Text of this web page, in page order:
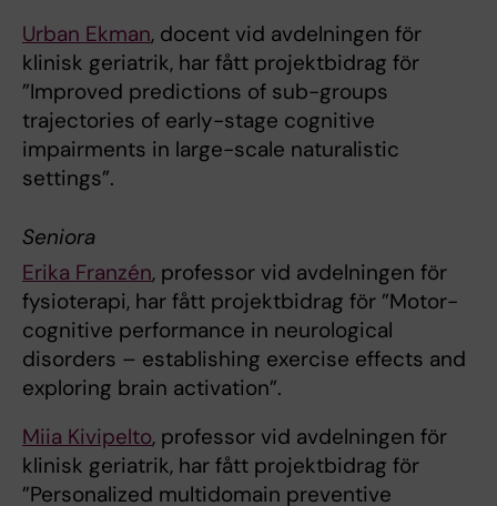
Urban Ekman, docent vid avdelningen för
klinisk geriatrik, har fått projektbidrag för
”Improved predictions of sub-groups
trajectories of early-stage cognitive
impairments in large-scale naturalistic
settings”.
Seniora
Erika Franzén, professor vid avdelningen för
fysioterapi, har fått projektbidrag för ”Motor-
cognitive performance in neurological
disorders – establishing exercise effects and
exploring brain activation”.
Miia Kivipelto, professor vid avdelningen för
klinisk geriatrik, har fått projektbidrag för
”Personalized multidomain preventive